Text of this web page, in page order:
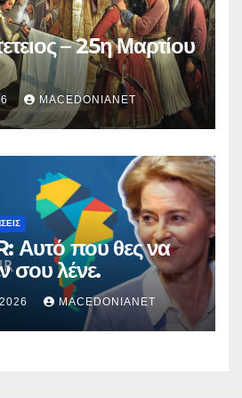
– 25η Μαρτίου
MACEDONIANET
Αυτό που θες να
σου λένε.
MACEDONIANET